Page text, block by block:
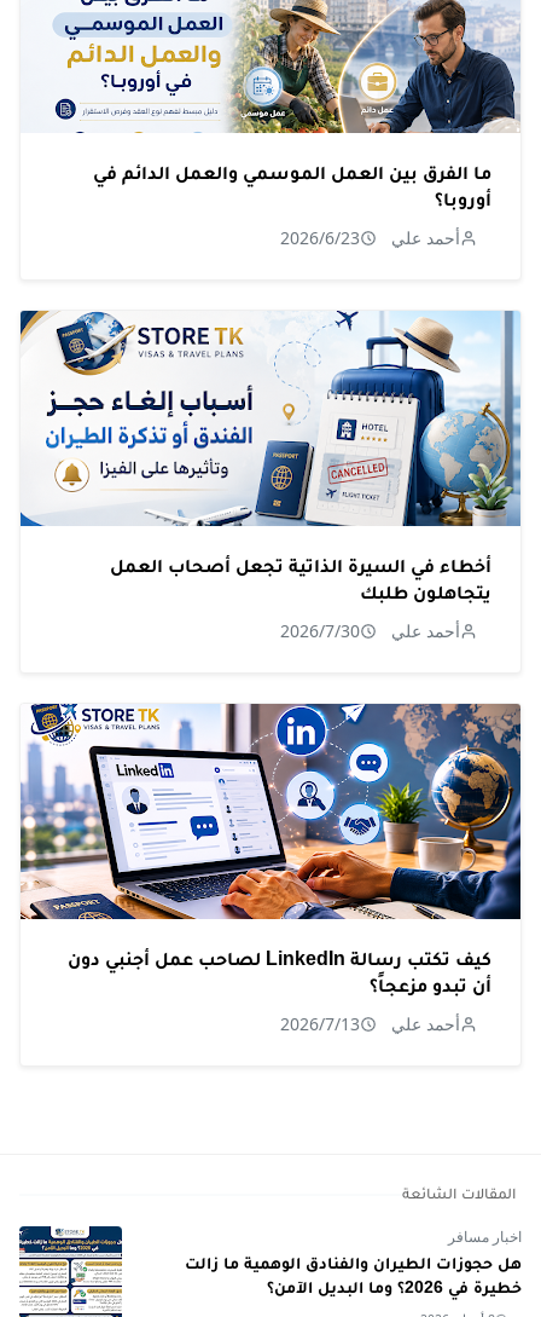
ما الفرق بين العمل الموسمي والعمل الدائم في
أوروبا؟
أحمد علي 2026/6/23
أخطاء في السيرة الذاتية تجعل أصحاب العمل
يتجاهلون طلبك
أحمد علي 2026/7/30
كيف تكتب رسالة LinkedIn لصاحب عمل أجنبي دون
أن تبدو مزعجاً؟
أحمد علي 2026/7/13
المقالات الشائعة
اخبار مسافر
هل حجوزات الطيران والفنادق الوهمية ما زالت
خطيرة في 2026؟ وما البديل الآمن؟